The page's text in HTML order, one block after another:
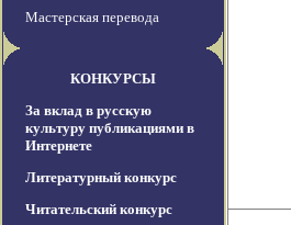
Мастерская перевода
КОНКУРСЫ
За вклад в русскую
культуру публикациями в
Интернете
Литературный конкурс
Читательский конкурс